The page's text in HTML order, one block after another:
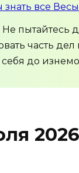
все
Не пытайтесь
часть дел
себя до